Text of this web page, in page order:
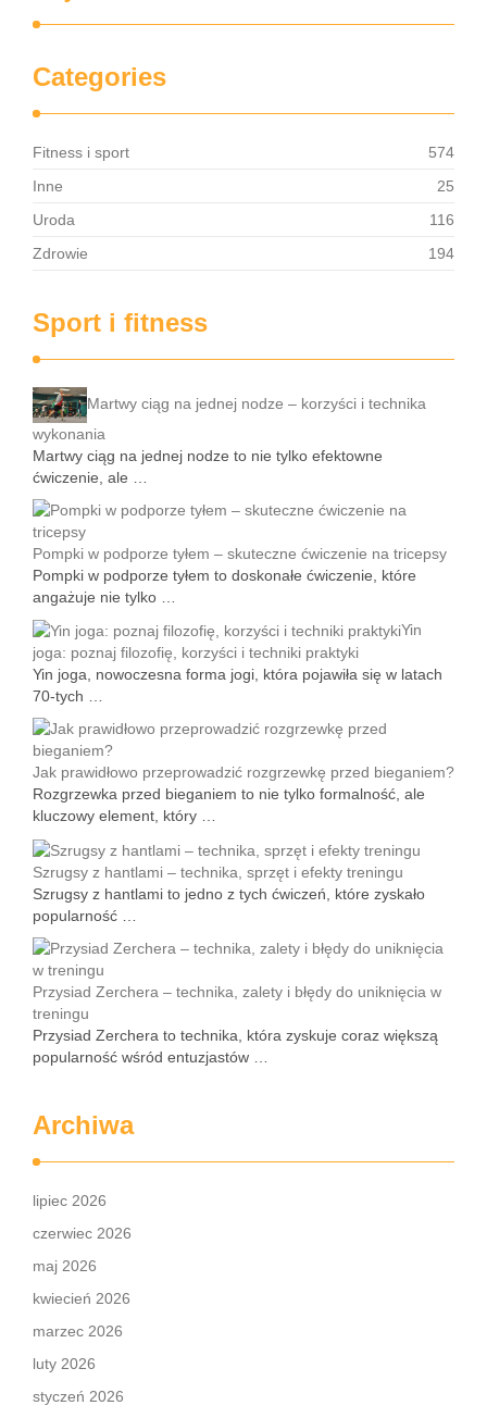
Categories
Fitness i sport
574
Inne
25
Uroda
116
Zdrowie
194
Sport i fitness
Martwy ciąg na jednej nodze – korzyści i technika
wykonania
Martwy ciąg na jednej nodze to nie tylko efektowne
ćwiczenie, ale …
Pompki w podporze tyłem – skuteczne ćwiczenie na tricepsy
Pompki w podporze tyłem to doskonałe ćwiczenie, które
angażuje nie tylko …
Yin
joga: poznaj filozofię, korzyści i techniki praktyki
Yin joga, nowoczesna forma jogi, która pojawiła się w latach
70-tych …
Jak prawidłowo przeprowadzić rozgrzewkę przed bieganiem?
Rozgrzewka przed bieganiem to nie tylko formalność, ale
kluczowy element, który …
Szrugsy z hantlami – technika, sprzęt i efekty treningu
Szrugsy z hantlami to jedno z tych ćwiczeń, które zyskało
popularność …
Przysiad Zerchera – technika, zalety i błędy do uniknięcia w
treningu
Przysiad Zerchera to technika, która zyskuje coraz większą
popularność wśród entuzjastów …
Archiwa
lipiec 2026
czerwiec 2026
maj 2026
kwiecień 2026
marzec 2026
luty 2026
styczeń 2026